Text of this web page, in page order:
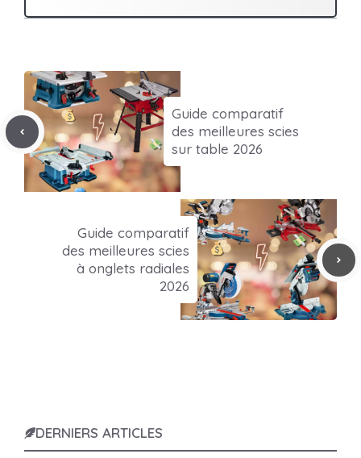
Guide comparatif
des meilleures scies
sur table 2026
Guide comparatif
des meilleures scies
à onglets radiales
2026
DERNIERS ARTICLES